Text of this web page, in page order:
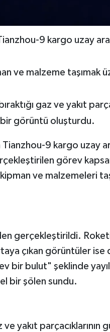
9 kargo uzay
ve malzeme taşımak
gaz ve yakıt
görüntü oluşturdu.
9 kargo uzay
görev
ve malzemeleri
gerçekleştirildi.
çıkan görüntüler
bir bulut" şeklinde
bir şölen sundu.
yakıt parçacıklarının